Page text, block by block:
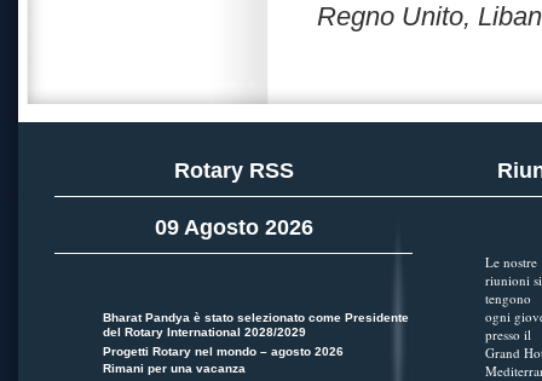
Regno Unito,
Rotary RSS
09 Agosto 2026
Bharat Pandya è stato selezionato come Presidente
del Rotary International 2028/2029
Progetti Rotary nel mondo – agosto 2026
Rimani per una vacanza
Le nostre
riunioni si
tengono
ogni
presso il
Grand